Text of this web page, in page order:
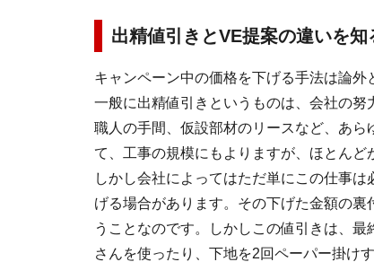
出精値引きとVE提案の違いを
キャンペーン中の価格を下げる手法は論外
一般に出精値引きというものは、会社の
職人の手間、仮設部材のリースなど、あ
て、工事の規模にもよりますが、ほとんど
しかし会社によってはただ単にこの仕事
げる場合があります。その下げた金額の
うことなのです。しかしこの値引きは、
さんを使ったり、下地を2回ペーパー掛け